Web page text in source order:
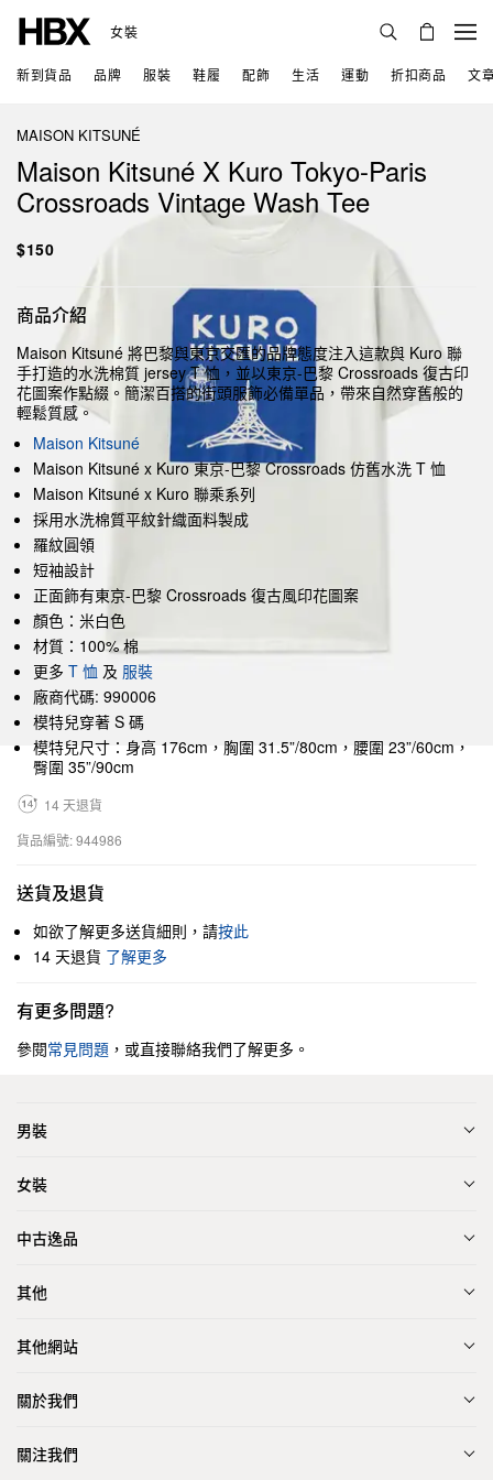
女裝
新到貨品 品牌 服裝 鞋履 配飾 生活 運動 折扣商品 文
MAISON KITSUNÉ
Maison Kitsuné X Kuro Tokyo-Paris
Crossroads Vintage Wash Tee
$150
商品介紹
Maison Kitsuné 將巴黎與東京交匯的品牌態度注入這款與 Kuro 聯
手打造的水洗棉質 jersey T 恤，並以東京-巴黎 Crossroads 復古印
花圖案作點綴。簡潔百搭的街頭服飾必備單品，帶來自然穿舊般的
輕鬆質感。
Maison Kitsuné
Maison Kitsuné x Kuro 東京-巴黎 Crossroads 仿舊水洗 T 恤
Maison Kitsuné x Kuro 聯乘系列
採用水洗棉質平紋針織面料製成
羅紋圓領
短袖設計
正面飾有東京-巴黎 Crossroads 復古風印花圖案
顏色：米白色
材質：100% 棉
更多 T 恤 及 服裝
廠商代碼: 990006
模特兒穿著 S 碼
模特兒尺寸：身高 176cm，胸圍 31.5”/80cm，腰圍 23”/60cm，
臀圍 35”/90cm
14 天退貨
貨品編號: 944986
送貨及退貨
如欲了解更多送貨細則，請按此
14 天退貨 了解更多
有更多問題?
參閱常見問題 ，或直接聯絡我們了解更多。
男裝
女裝
中古逸品
其他
其他網站
關於我們
關注我們